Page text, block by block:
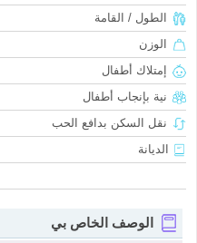
الطول / القامة
الوزن
إمتلاك أطفال
نية بإنجاب أطفال
نقل السكن بدافع الحب
الديانة
الوصف الخاص بي